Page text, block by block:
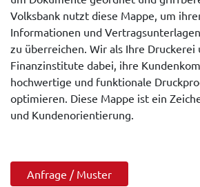
Volksbank nutzt diese Mappe, um
Informationen und
zu überreichen. Wir als Ihre
Finanzinstitute dabei, ihre
hochwertige und funktionale
optimieren. Diese Mappe ist ein
und Kundenorientierung.
Anfrage / Muster